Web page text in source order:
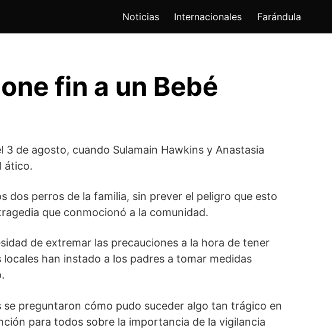
Noticias Internacionales Farándula
fin a un Bebé
de agosto, cuando Sulamain Hawkins y Anastasia
ático.
dos perros de la familia, sin prever el peligro que esto
que conmocionó a la comunidad.
de extremar las precauciones a la hora de tener
han instado a los padres a tomar medidas
preguntaron cómo pudo suceder algo tan trágico en
para todos sobre la importancia de la vigilancia